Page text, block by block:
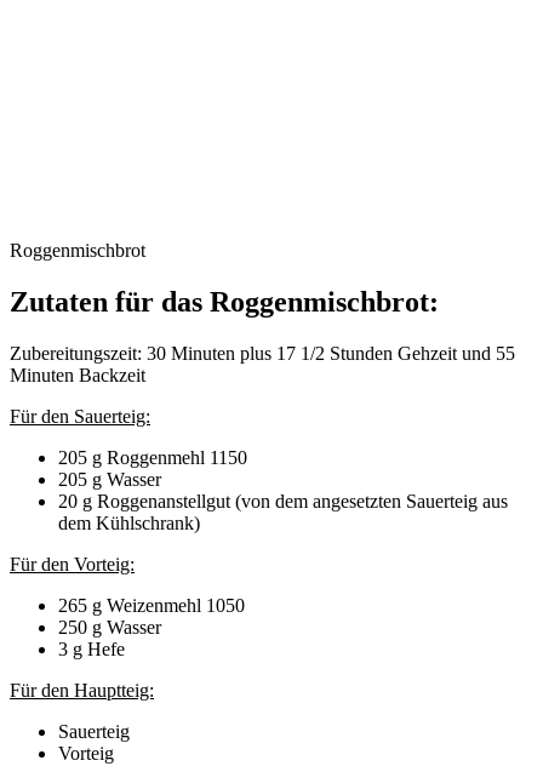
Roggenmischbrot
Zutaten für das Roggenmischbrot:
Zubereitungszeit: 30 Minuten plus 17 1/2 Stunden Gehzeit und 55
Minuten Backzeit
Für den Sauerteig:
205 g Roggenmehl 1150
205 g Wasser
20 g Roggenanstellgut (von dem angesetzten Sauerteig aus
dem Kühlschrank)
Für den Vorteig:
265 g Weizenmehl 1050
250 g Wasser
3 g Hefe
Für den Hauptteig:
Sauerteig
Vorteig